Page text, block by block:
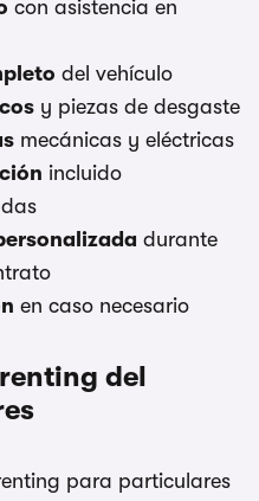
con asistencia en
del vehículo
y piezas de desgaste
mecánicas y eléctricas
incluido
durante
en caso necesario
del
para particulares